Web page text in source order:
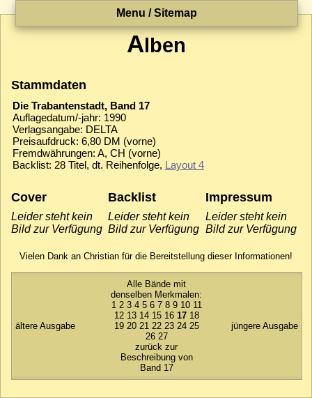
Menu / Sitemap
Alben
Stammdaten
Die Trabantenstadt, Band 17
Auflagedatum/-jahr: 1990
Verlagsangabe: DELTA
Preisaufdruck: 6,80 DM (vorne)
Fremdwährungen: A, CH (vorne)
Backlist: 28 Titel, dt. Reihenfolge, Layout 4
Cover
Leider steht kein
Bild zur Verfügung
Backlist
Leider steht kein
Bild zur Verfügung
Impressum
Leider steht kein
Bild zur Verfügung
Vielen Dank an Christian für die Bereitstellung dieser Informationen!
ältere Ausgabe
Alle Bände mit
denselben Merkmalen:
1 2 3 4 5 6 7 8 9 10 11
12 13 14 15 16 17 18
19 20 21 22 23 24 25
26 27
zurück zur
Beschreibung von
Band 17
jüngere Ausgabe